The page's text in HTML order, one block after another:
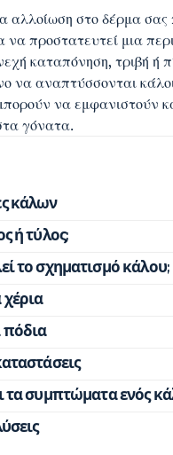
αλλοίωση στοδέρμασας
να προστατευτεί μια
καταπόνηση, τριβή ή
να αναπτύσσονται
να εμφανιστούν
γόνατα.
κάλων
ή τύλος;
το σχηματισμό κάλου;
πόδια
τα συμπτώματα ενός